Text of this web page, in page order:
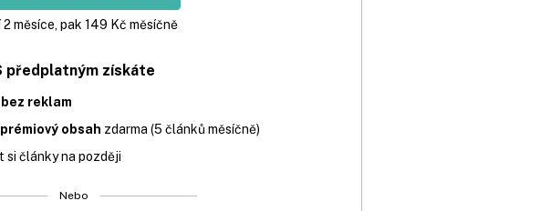
2 měsíce, pak 149 Kč měsíčně
předplatným získáte
bez reklam
obsah zdarma (5 článků měsíčně)
si články na později
Nebo